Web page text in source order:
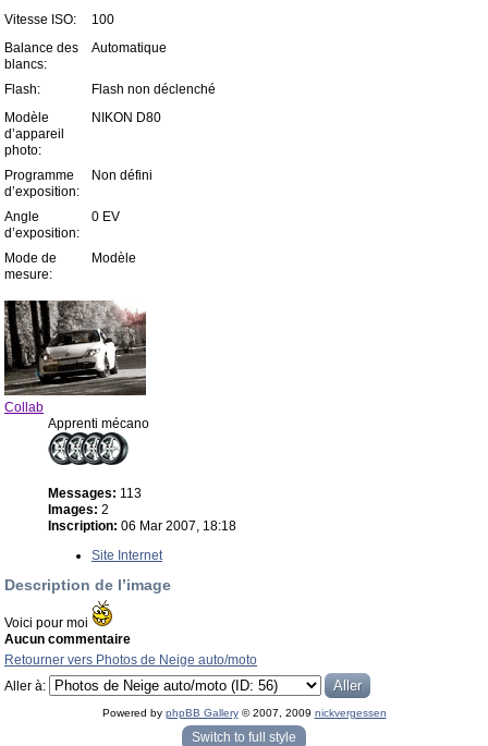
Vitesse ISO:
100
Balance des
blancs:
Automatique
Flash:
Flash non déclenché
Modèle
d’appareil
photo:
NIKON D80
Programme
d’exposition:
Non défini
Angle
d’exposition:
0 EV
Mode de
mesure:
Modèle
Collab
Apprenti mécano
Messages: 113
Images: 2
Inscription: 06 Mar 2007, 18:18
Site Internet
Description de l’image
Voici pour moi
Aucun commentaire
Retourner vers Photos de Neige auto/moto
Aller à:
Powered by phpBB Gallery© 2007, 2009 nickvergessen
« phpBB Gallery » - Traduction française par
darky
Switch to full style